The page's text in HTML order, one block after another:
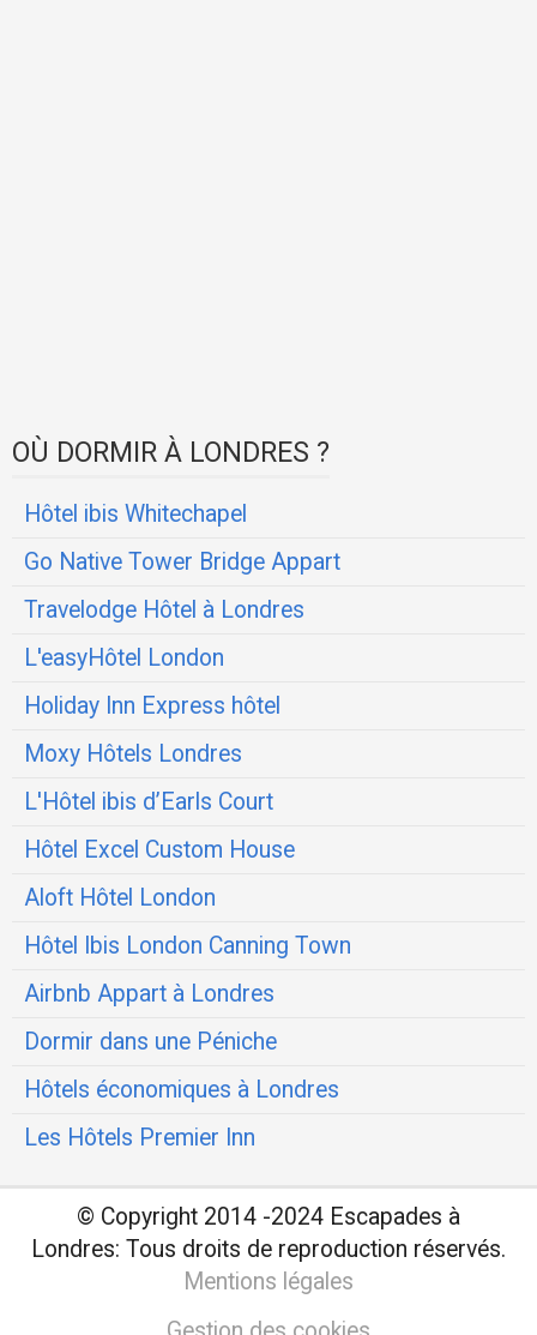
OÙ DORMIR À LONDRES ?
Hôtel ibis Whitechapel
Go Native Tower Bridge Appart
Travelodge Hôtel à Londres
L'easyHôtel London
Holiday Inn Express hôtel
Moxy Hôtels Londres
L'Hôtel ibis d’Earls Court
Hôtel Excel Custom House
Aloft Hôtel London
Hôtel Ibis London Canning Town
Airbnb Appart à Londres
Dormir dans une Péniche
Hôtels économiques à Londres
Les Hôtels Premier Inn
© Copyright 2014 -2024 Escapades à
Londres: Tous droits de reproduction réservés.
Mentions légales